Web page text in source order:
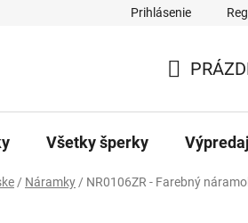
Prihlásenie
KOŠÍK
Všetky šperky Výpredaj
/ Náramky / NR0106ZR - Farebný